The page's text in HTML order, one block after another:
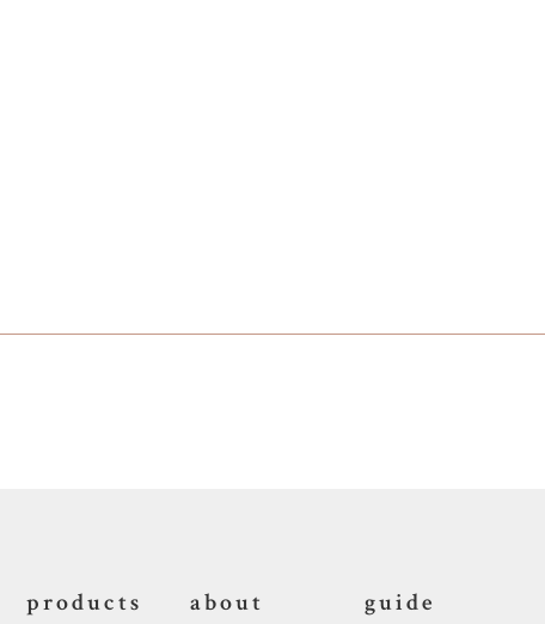
products about guide